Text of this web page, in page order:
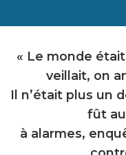
« Le monde
veillait, on
Il n’était plus un
fût
à alarmes,